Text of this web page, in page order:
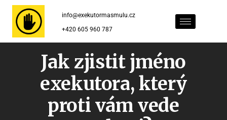
info@exekutormasmulu.cz
+420 605 960 787
Jak zjistit jméno
exekutora, který
proti vám vede